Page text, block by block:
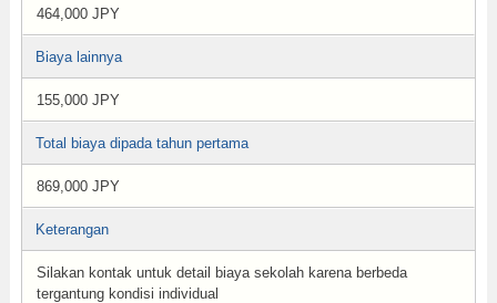
464,000 JPY
Biaya lainnya
155,000 JPY
Total biaya dipada tahun pertama
869,000 JPY
Keterangan
Silakan kontak untuk detail biaya sekolah karena berbeda
tergantung kondisi individual